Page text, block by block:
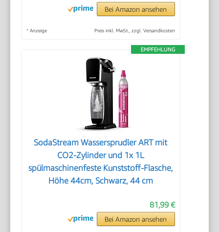
Bei Amazon ansehen
* Anzeige Preis inkl. MwSt., zzgl. Versandkosten
EMPFEHLUNG
SodaStream Wassersprudler ART mit
CO2-Zylinder und 1x 1L
spülmaschinenfeste Kunststoff-Flasche,
Höhe 44cm, Schwarz, 44 cm
81,99 €
Bei Amazon ansehen